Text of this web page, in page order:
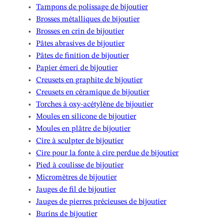
Tampons de polissage de bijoutier
Brosses métalliques de bijoutier
Brosses en crin de bijoutier
Pâtes abrasives de bijoutier
Pâtes de finition de bijoutier
Papier émeri de bijoutier
Creusets en graphite de bijoutier
Creusets en céramique de bijoutier
Torches à oxy-acétylène de bijoutier
Moules en silicone de bijoutier
Moules en plâtre de bijoutier
Cire à sculpter de bijoutier
Cire pour la fonte à cire perdue de bijoutier
Pied à coulisse de bijoutier
Micromètres de bijoutier
Jauges de fil de bijoutier
Jauges de pierres précieuses de bijoutier
Burins de bijoutier